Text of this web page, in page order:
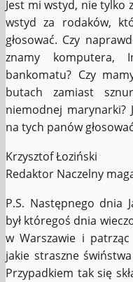
Jest mi wstyd, nie tylko
wstyd za rodaków,
głosować. Czy
znamy komputera,
bankomatu? Czy
butach zamiast
niemodnej marynarki?
na tych panów
Krzysztof Łoziński
Redaktor Naczelny
P.S. Następnego dnia
był któregoś dnia
w Warszawie i
jakie straszne
Przypadkiem tak się